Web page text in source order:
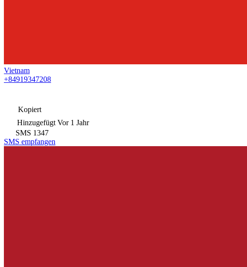
Vietnam
+84919347208
Kopiert
Hinzugefügt Vor 1 Jahr
SMS 1347
SMS empfangen